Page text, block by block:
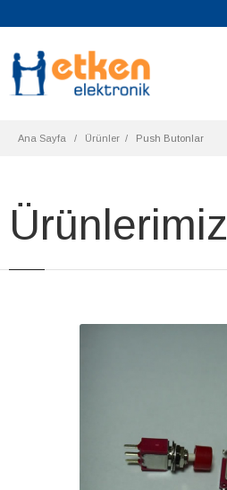
Ana Sayfa Ürünler Push Butonlar
Ürünlerimiz